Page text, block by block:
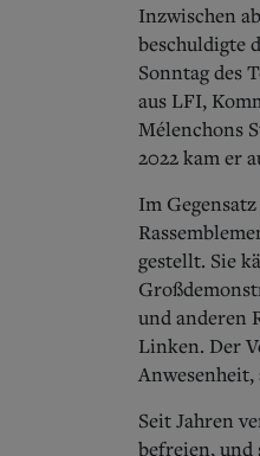
Inzwischen
beschuldigte
Sonntag des
aus LFI,
Mélenchons
2022 kam er
Im
gestellt. Sie
und anderen
Linken. Der
Anwesenheit,
Seit Jahren
befreien, und